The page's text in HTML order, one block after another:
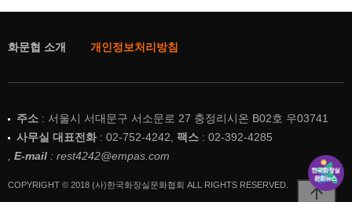
화문협 소개 개인정보처리방침
주소 : 서울시 서대문구 서소문로 27 충정리시온 B02호 우03741
사무실 대표전화: 02-752-4242, 팩스 : 02-392-4285
E-mail : rest4242@empas.com
COPYRIGHT © 2018 (사)한국화장실문화협회 ALL RIGHTS RESERVED. arrow_upward